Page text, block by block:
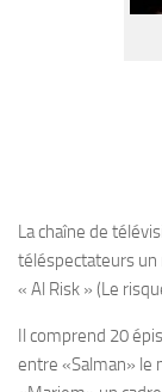
La chaîne de
téléspectateurs
« Al Risk » (Le
Il comprend 20
entre «Salman» le